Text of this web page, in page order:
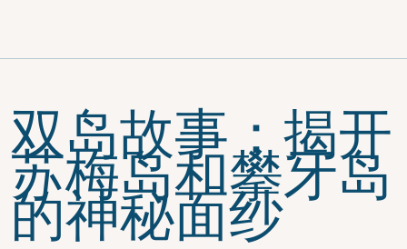
双岛故事：揭开
苏梅岛和攀牙岛
的神秘面纱